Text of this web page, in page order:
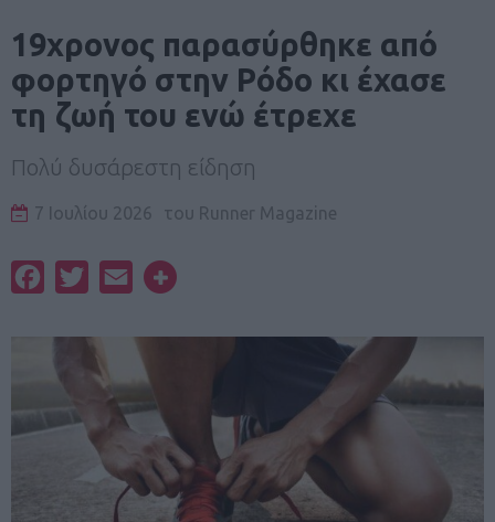
19χρονος παρασύρθηκε από
φορτηγό στην Ρόδο κι έχασε
τη ζωή του ενώ έτρεχε
Πολύ δυσάρεστη είδηση
7 Ιουλίου 2026 του Runner Magazine
FacebookTwitterEmail